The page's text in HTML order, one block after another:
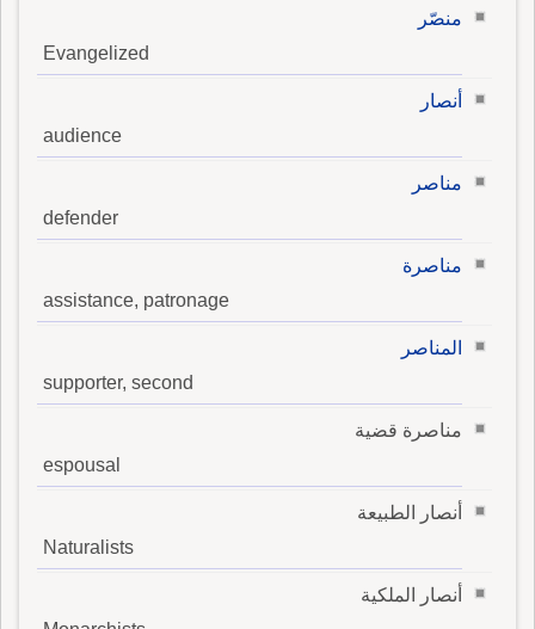
منصّر
Evangelized
أنصار
audience
مناصر
defender
مناصرة
assistance, patronage
المناصر
supporter, second
مناصرة قضية
espousal
أنصار الطبيعة
Naturalists
أنصار الملكية